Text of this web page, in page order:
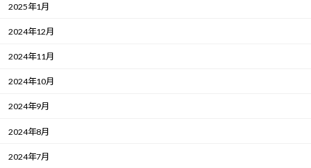
2025年1月
2024年12月
2024年11月
2024年10月
2024年9月
2024年8月
2024年7月